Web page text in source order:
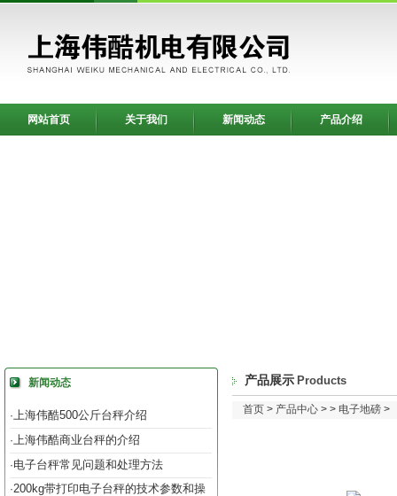
网站首页 关于我们 新闻动态 产品介绍
新闻动态
·上海伟酷500公斤台秤介绍
·上海伟酷商业台秤的介绍
·电子台秤常见问题和处理方法
·200kg带打印电子台秤的技术参数和操
产品展示 Products
首页 > 产品中心 > > 电子地磅 >